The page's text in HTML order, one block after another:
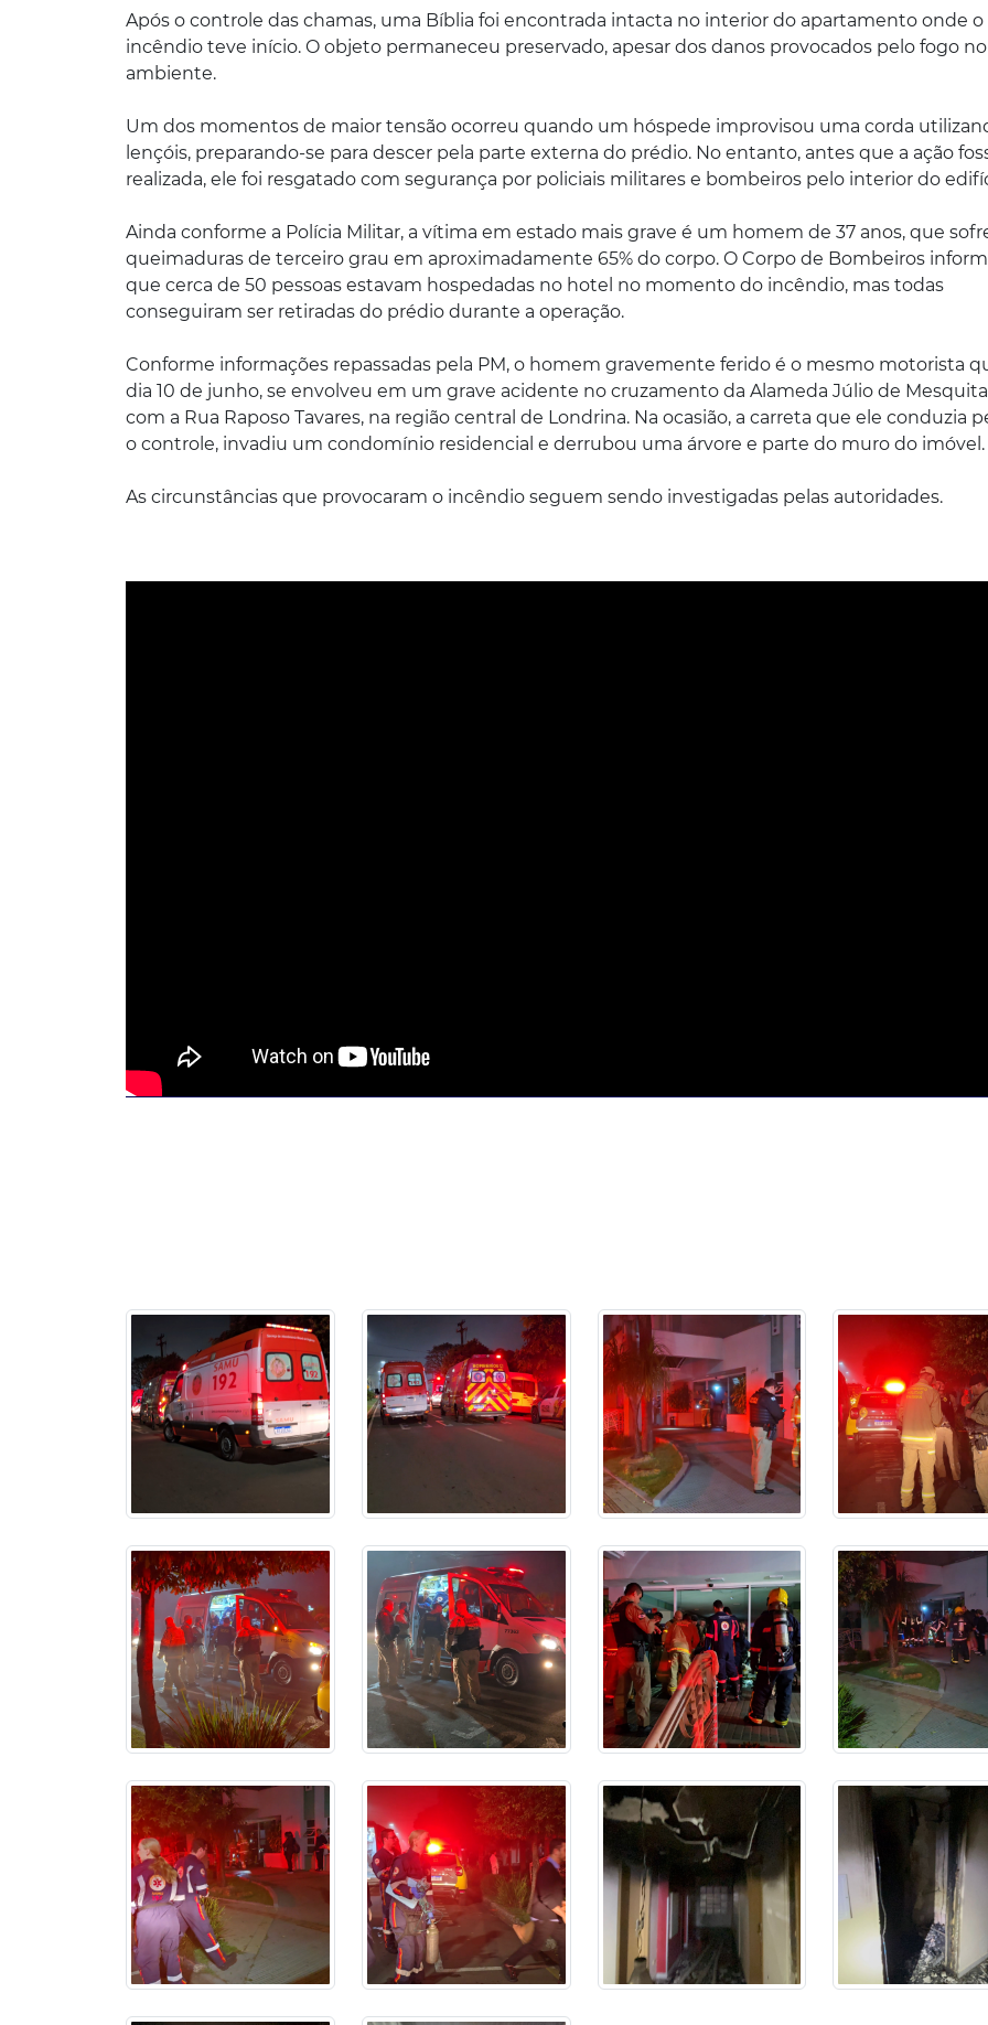
Após o controle das chamas, uma Bíblia foi encontrada intacta no interior do apartamento onde o
incêndio teve início. O objeto permaneceu preservado, apesar dos danos provocados pelo fogo no
ambiente.
Um dos momentos de maior tensão ocorreu quando um hóspede improvisou uma corda
lençóis, preparando-se para descer pela parte externa do prédio. No entanto, antes que a ação
realizada, ele foi resgatado com segurança por policiais militares e bombeiros pelo interior do
Ainda conforme a Polícia Militar, a vítima em estado mais grave é um homem de 37 anos, que
queimaduras de terceiro grau em aproximadamente 65% do corpo. O Corpo de Bombeiros
que cerca de 50 pessoas estavam hospedadas no hotel no momento do incêndio, mas todas
conseguiram ser retiradas do prédio durante a operação.
Conforme informações repassadas pela PM, o homem gravemente ferido é o mesmo motorista
dia 10 de junho, se envolveu em um grave acidente no cruzamento da Alameda Júlio de
com a Rua Raposo Tavares, na região central de Londrina. Na ocasião, a carreta que ele conduzia
o controle, invadiu um condomínio residencial e derrubou uma árvore e parte do muro do imóvel.
As circunstâncias que provocaram o incêndio seguem sendo investigadas pelas autoridades.